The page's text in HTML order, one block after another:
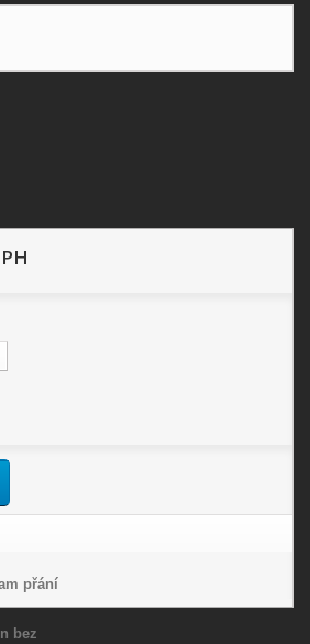
přání
bez